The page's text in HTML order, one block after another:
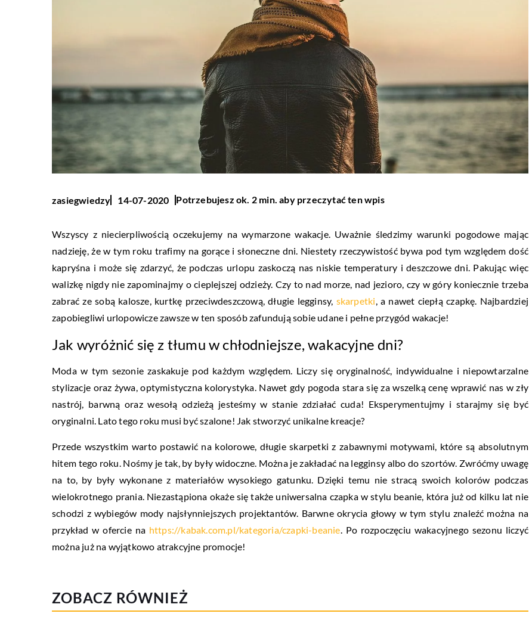
zasiegwiedzy 14-07-2020 Potrzebujesz ok. 2 min. aby przeczytać ten wpis
Wszyscy z niecierpliwością oczekujemy na wymarzone wakacje. Uważnie śledzimy warunki pogodowe mając
nadzieję, że w tym roku trafimy na gorące i słoneczne dni. Niestety rzeczywistość bywa pod tym względem dość
kapryśna i może się zdarzyć, że podczas urlopu zaskoczą nas niskie temperatury i deszczowe dni. Pakując więc
walizkę nigdy nie zapominajmy o cieplejszej odzieży. Czy to nad morze, nad jezioro, czy w góry koniecznie trzeba
zabrać ze sobą kalosze, kurtkę przeciwdeszczową, długie legginsy, skarpetki, a nawet ciepłą czapkę. Najbardziej
zapobiegliwi urlopowicze zawsze w ten sposób zafundują sobie udane i pełne przygód wakacje!
Jak wyróżnić się z tłumu w chłodniejsze, wakacyjne dni?
Moda w tym sezonie zaskakuje pod każdym względem. Liczy się oryginalność, indywidualne i niepowtarzalne
stylizacje oraz żywa, optymistyczna kolorystyka. Nawet gdy pogoda stara się za wszelką cenę wprawić nas w zły
nastrój, barwną oraz wesołą odzieżą jesteśmy w stanie zdziałać cuda! Eksperymentujmy i starajmy się być
oryginalni. Lato tego roku musi być szalone! Jak stworzyć unikalne kreacje?
Przede wszystkim warto postawić na kolorowe, długie skarpetki z zabawnymi motywami, które są absolutnym
hitem tego roku. Nośmy je tak, by były widoczne. Można je zakładać na legginsy albo do szortów. Zwróćmy uwagę
na to, by były wykonane z materiałów wysokiego gatunku. Dzięki temu nie stracą swoich kolorów podczas
wielokrotnego prania. Niezastąpiona okaże się także uniwersalna czapka w stylu beanie, która już od kilku lat nie
schodzi z wybiegów mody najsłynniejszych projektantów. Barwne okrycia głowy w tym stylu znaleźć można na
przykład w ofercie na https://kabak.com.pl/kategoria/czapki-beanie. Po rozpoczęciu wakacyjnego sezonu liczyć
można już na wyjątkowo atrakcyjne promocje!
ZOBACZ RÓWNIEŻ